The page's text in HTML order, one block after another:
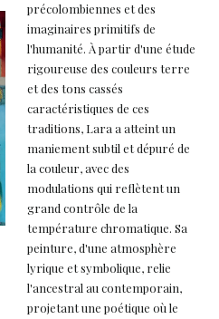
précolombiennes et des
imaginaires primitifs de
l'humanité. À partir d'une étude
rigoureuse des couleurs terre
et des tons cassés
caractéristiques de ces
traditions, Lara a atteint un
maniement subtil et dépuré de
la couleur, avec des
modulations qui reflètent un
grand contrôle de la
température chromatique. Sa
peinture, d'une atmosphère
lyrique et symbolique, relie
l'ancestral au contemporain,
projetant une poétique où le